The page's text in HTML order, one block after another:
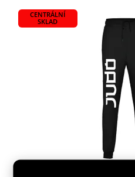
CENTRÁLNÍ
SKLAD